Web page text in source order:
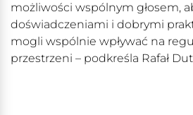
możliwości wspólnym głosem,
doświadczeniami i dobrymi
mogli wspólnie wpływać na
przestrzeni – podkreśla Rafał